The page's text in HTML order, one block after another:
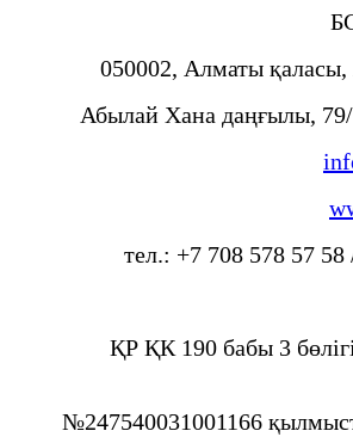
050002, Алматы
Абылай Хана даңғылы,
тел.: +7 708 578 57
ҚР ҚК 190 бабы 3
№247540031001166